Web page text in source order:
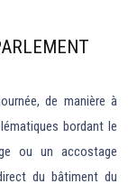
de manière à
bordant le
ou un accostage
du bâtiment du